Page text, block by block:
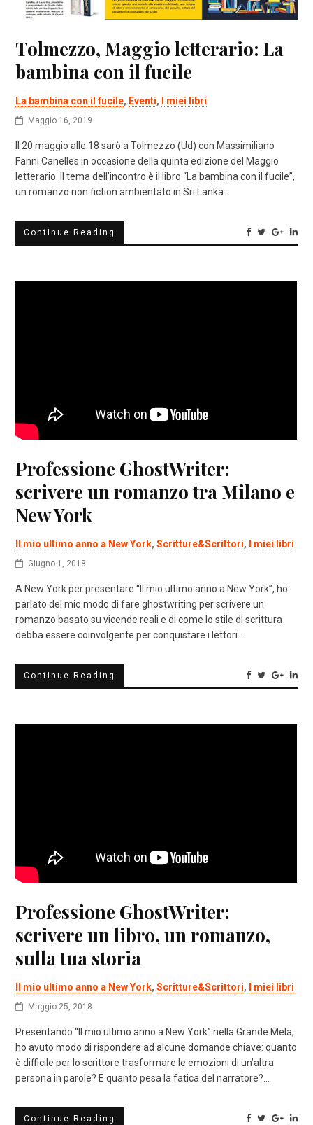
Tolmezzo, Maggio letterario: La
bambina con il fucile
La bambina con il fucile, Eventi, I miei libri
Maggio 16, 2019
Il 20 maggio alle 18 sarò a Tolmezzo (Ud) con Massimiliano
Fanni Canelles in occasione della quinta edizione del Maggio
letterario. Il tema dell’incontro è il libro “La bambina con il fucile”,
un romanzo non fiction ambientato in Sri Lanka…
Continue Reading
Professione GhostWriter:
scrivere un romanzo tra Milano e
New York
Il mio ultimo anno a New York,Scritture&Scrittori, I miei libri
Giugno 1, 2018
A New York per presentare “Il mio ultimo anno a New York”, ho
parlato del mio modo di fare ghostwriting per scrivere un
romanzo basato su vicende reali e di come lo stile di scrittura
debba essere coinvolgente per conquistare i lettori…
Continue Reading
Professione GhostWriter:
scrivere un libro, un romanzo,
sulla tua storia
Il mio ultimo anno a New York,Scritture&Scrittori, I miei libri
Maggio 25, 2018
Presentando “Il mio ultimo anno a New York” nella Grande Mela,
ho avuto modo di rispondere ad alcune domande chiave: quanto
è difficile per lo scrittore trasformare le emozioni di un’altra
persona in parole? E quanto pesa la fatica del narratore?…
Continue Reading